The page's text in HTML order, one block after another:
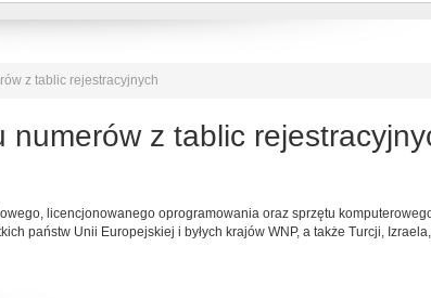
z tablic rejestracyjnych
z tablic
licencjonowanego oprogramowania oraz sprzętu
państw Unii Europejskiej i byłych krajów WNP, a także Turcji,